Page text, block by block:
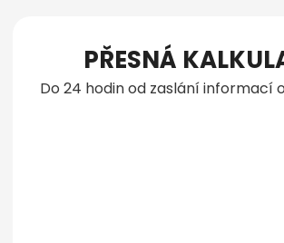
PŘESNÁ
Do 24 hodin od zaslání informací